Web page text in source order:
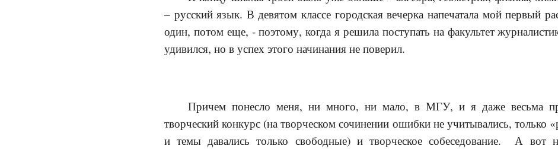
– русский язык. В девятом классе городская вечерка напечатала мой первый
один, потом еще, - поэтому, когда я решила поступать на факультет
удивился, но в успех этого начинания не поверил.
Причем понесло меня, ни много, ни мало, в МГУ, и я даже весьма
творческий конкурс (на творческом сочинении ошибки не учитывались, только
и темы давались только свободные) и творческое собеседование. А вот